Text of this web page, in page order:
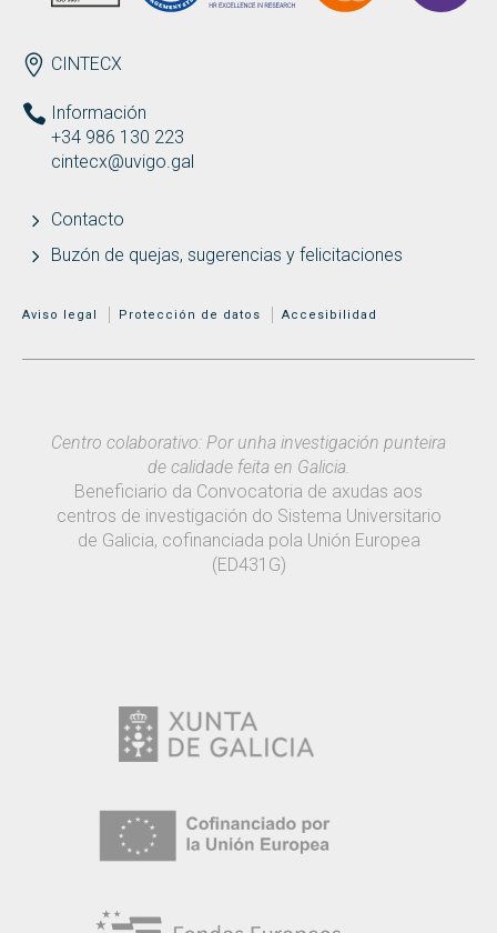
ENDEREZO ES
CINTECX
Información
+34 986 130 223
cintecx@uvigo.gal
Contacto
Buzón de quejas, sugerencias y felicitaciones
MENÚ ADICIONAL
Aviso legal Protección de datos Accesibilidad
Centro colaborativo: Por unha investigación punteira
de calidade feita en Galicia.
Beneficiario da Convocatoria de axudas aos
centros de investigación do Sistema Universitario
de Galicia, cofinanciada pola Unión Europea
(ED431G)